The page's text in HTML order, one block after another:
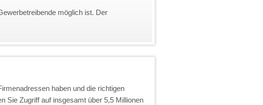
möglich ist. Der
haben und die richtigen
Sie Zugriff auf insgesamt über 5,5 Millionen